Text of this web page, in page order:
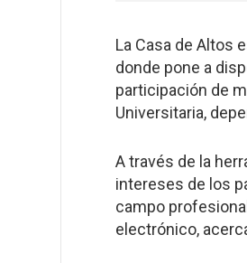
La Casa de Altos
donde pone a
participación de
Universitaria,
A través de la
intereses de los
campo
electrónico,